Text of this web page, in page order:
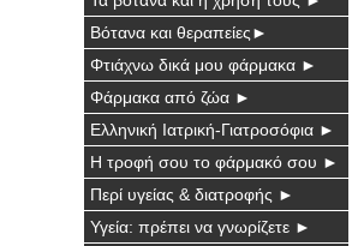
Βότανα και θεραπείες►
Φτιάχνω δικά μου φάρμακα ►
Φάρμακα από ζώα ►
Ελληνική Ιατρική-Γιατροσόφια ►
Η τροφή σου το φάρμακό σου ►
Περί υγείας & διατροφής ►
Υγεία: πρέπει να γνωρίζετε ►